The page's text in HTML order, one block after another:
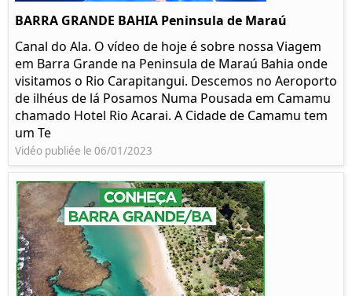
BARRA GRANDE BAHIA Peninsula de Maraú
Canal do Ala. O vídeo de hoje é sobre nossa Viagem
em Barra Grande na Peninsula de Maraú Bahia onde
visitamos o Rio Carapitangui. Descemos no Aeroporto
de ilhéus de lá Posamos Numa Pousada em Camamu
chamado Hotel Rio Acarai. A Cidade de Camamu tem
um Te
Vidéo publiée le 06/01/2023